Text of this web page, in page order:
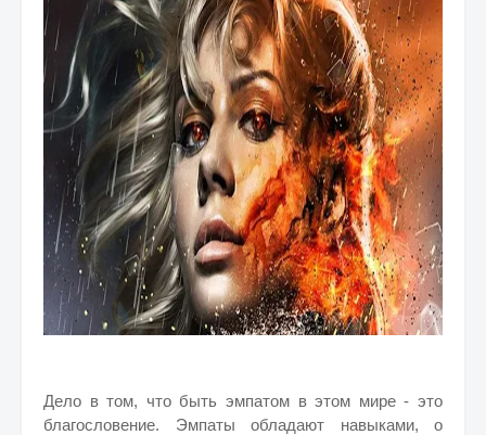
Дело в том, что быть эмпатом в этом мире - это
благословение. Эмпаты обладают навыками, о